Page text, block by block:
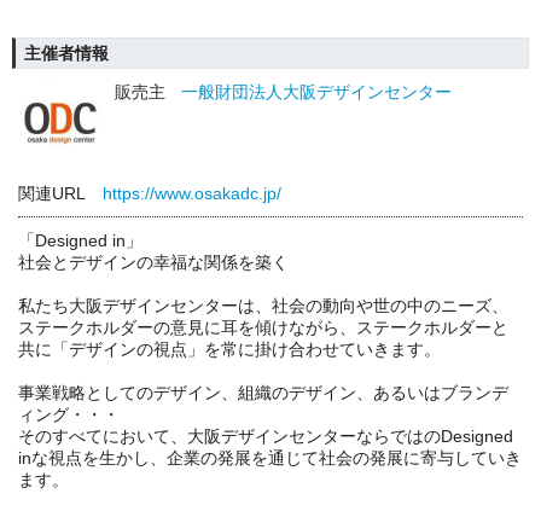
主催者情報
販売主
一般財団法人大阪デザインセンター
関連URL https://www.osakadc.jp/
「Designed in」
社会とデザインの幸福な関係を築く
私たち大阪デザインセンターは、社会の動向や世の中のニーズ、
ステークホルダーの意見に耳を傾けながら、ステークホルダーと
共に「デザインの視点」を常に掛け合わせていきます。
事業戦略としてのデザイン、組織のデザイン、あるいはブランデ
ィング・・・
そのすべてにおいて、大阪デザインセンターならではのDesigned
inな視点を生かし、企業の発展を通じて社会の発展に寄与していき
ます。